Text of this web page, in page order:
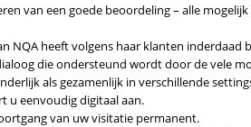
van een goede beoordeling – alle
NQA heeft volgens haar klanten
die ondersteund wordt door de vele
als gezamenlijk in verschillende
u eenvoudig digitaal aan.
van uw visitatie permanent.